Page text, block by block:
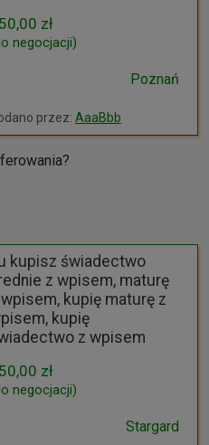
zł
negocjacji)
Poznań
przez: AaaBbb
kupisz świadectwo
z wpisem, maturę
kupię maturę z
kupię
z wpisem
zł
negocjacji)
Stargard